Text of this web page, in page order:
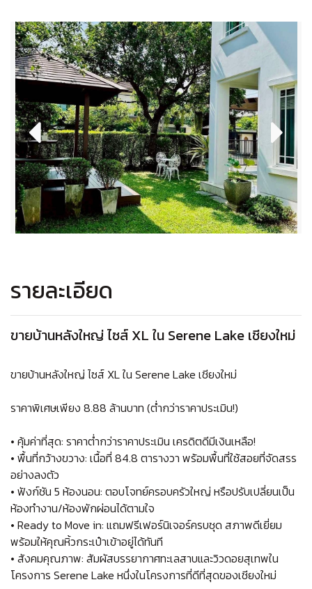
รายละเอียด
ขายบ้านหลังใหญ่ ไซส์ XL ใน Serene Lake เชียงใหม่
ขายบ้านหลังใหญ่ ไซส์ XL ใน Serene Lake เชียงใหม่
ราคาพิเศษเพียง 8.88 ล้านบาท (ต่ำกว่าราคาประเมิน!)
• คุ้มค่าที่สุด: ราคาต่ำกว่าราคาประเมิน เครดิตดีมีเงินเหลือ!
• พื้นที่กว้างขวาง: เนื้อที่ 84.8 ตารางวา พร้อมพื้นที่ใช้สอยที่จัดสรร
อย่างลงตัว
• ฟังก์ชัน 5 ห้องนอน: ตอบโจทย์ครอบครัวใหญ่ หรือปรับเปลี่ยนเป็น
ห้องทำงาน/ห้องพักผ่อนได้ตามใจ
• Ready to Move in: แถมฟรีเฟอร์นิเจอร์ครบชุด สภาพดีเยี่ยม
พร้อมให้คุณหิ้วกระเป๋าเข้าอยู่ได้ทันที
• สังคมคุณภาพ: สัมผัสบรรยากาศทะเลสาบและวิวดอยสุเทพใน
โครงการ Serene Lake หนึ่งในโครงการที่ดีที่สุดของเชียงใหม่